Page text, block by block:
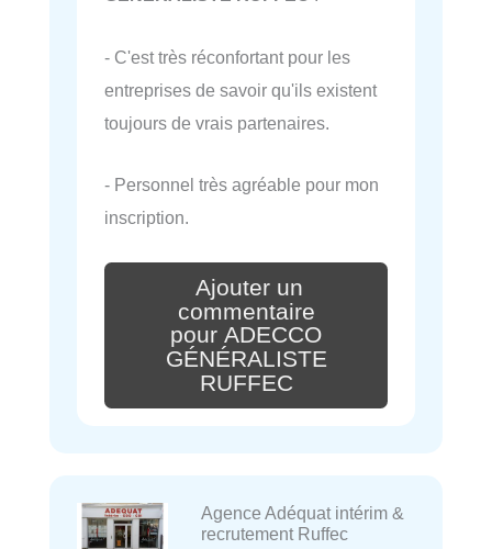
- C'est très réconfortant pour les
entreprises de savoir qu'ils existent
toujours de vrais partenaires.
- Personnel très agréable pour mon
inscription.
Ajouter un
commentaire
pour ADECCO
GÉNÉRALISTE
RUFFEC
Agence Adéquat intérim &
recrutement Ruffec